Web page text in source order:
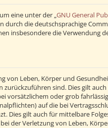
eine unter der „GNU General
die deutschsprachige
insbesondere die
von Leben, Körper und
zurückzuführen sind. Dies gilt
vorsätzlichem oder grob
auf die bei
Dies gilt auch für mittelbare
der Verletzung von Leben,